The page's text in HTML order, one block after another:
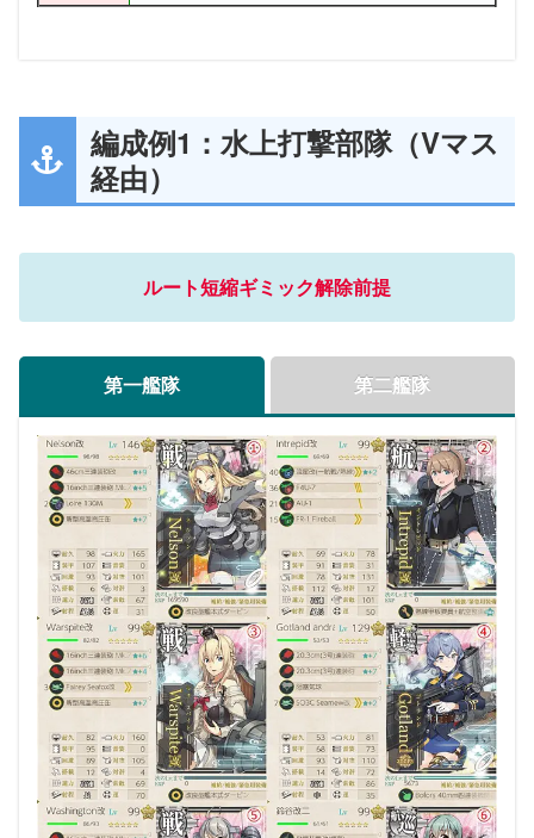
概要 2戦目：空襲
敵陣形 輪形陣
備考
概要 3戦目：潜水（ルート短縮後の高速統一ルート）
敵陣形 梯形陣
備考
概要 3戦目：通常（ルート短縮無しor低速入りルート）
敵陣形 輪形陣
備考
概要 4戦目：通常
敵陣形 単縦陣
備考 ラスダン時は単縦陣固定？
概要 5戦目：通常
敵陣形 第四
備考 ラスダンでは陸上型が居なくなります
編成例1：水上打撃部隊（Vマス
経由）
ルート短縮ギミック解除前提
第一艦隊 第二艦隊